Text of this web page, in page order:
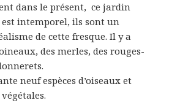
dans le présent, ce jardin
intemporel, ils sont un
de cette fresque. Il y a
des merles, des rouges-
neuf espèces d’oiseaux et